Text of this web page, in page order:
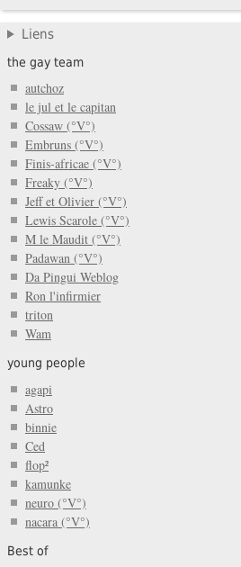
Liens
the gay team
autchoz
le jul et le capitan
Cossaw (°V°)
Embruns (°V°)
Finis-africae (°V°)
Freaky (°V°)
Jeff et Olivier (°V°)
Lewis Scarole (°V°)
M le Maudit (°V°)
Padawan (°V°)
Da Pingui Weblog
Ron l'infirmier
triton
Wam
young people
agapi
Astro
binnie
Ced
flop²
kamunke
neuro (°V°)
nacara (°V°)
Best of